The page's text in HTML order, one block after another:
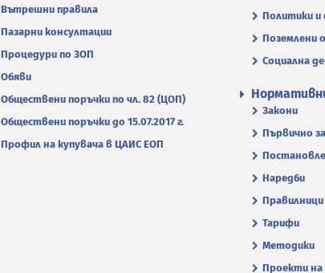
Политики и
Поземлени
Социална
Вътрешни правила
Пазарни консултации
Процедури по ЗОП
Обяви
Обществени поръчки по чл. 82 (ЦОП)
Обществени поръчки до 15.07.2017 г.
Профил на купувача в ЦАИС ЕОП
Закони
Първично
Наредби
Правилници
Тарифи
Методики
Проекти